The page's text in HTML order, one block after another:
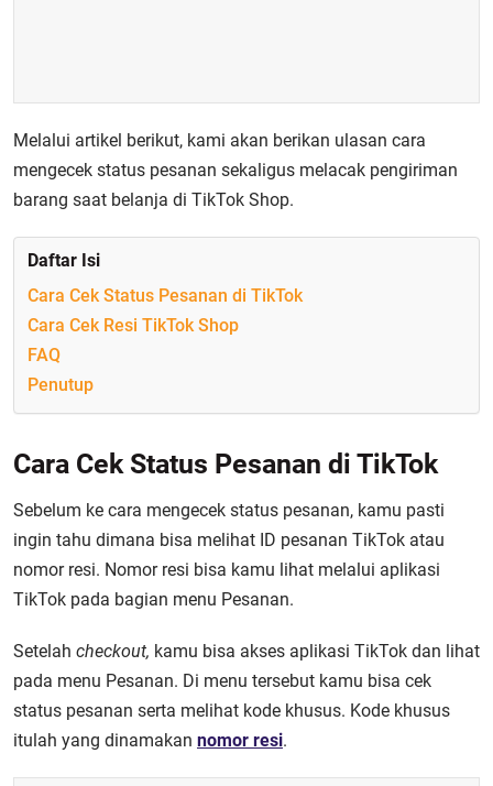
Melalui artikel berikut, kami akan berikan ulasan cara
mengecek status pesanan sekaligus melacak pengiriman
barang saat belanja di TikTok Shop.
Daftar Isi
Cara Cek Status Pesanan di TikTok
Cara Cek Resi TikTok Shop
FAQ
Penutup
Cara Cek Status Pesanan di TikTok
Sebelum ke cara mengecek status pesanan, kamu pasti
ingin tahu dimana bisa melihat ID pesanan TikTok atau
nomor resi. Nomor resi bisa kamu lihat melalui aplikasi
TikTok pada bagian menu Pesanan.
Setelah checkout, kamu bisa akses aplikasi TikTok dan lihat
pada menu Pesanan. Di menu tersebut kamu bisa cek
status pesanan serta melihat kode khusus. Kode khusus
itulah yang dinamakan nomor resi.